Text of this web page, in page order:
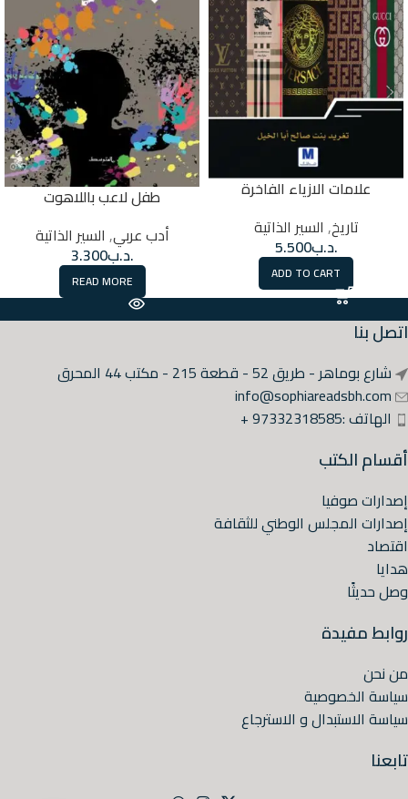
علامات الازياء الفاخرة
تاريخ, السير الذاتية
.د.ب5.500
ADD TO CART
طفل لاعب باللاهوت
أدب عربي, السير الذاتية
.د.ب3.300
READ MORE
اتصل بنا
شارع بوماهر - طريق 52 - قطعة 215 - مكتب 44 المحرق
info@sophiareadsbh.com
الهاتف :97332318585 +
أقسام الكتب
إصدارات صوفيا
إصدارات المجلس الوطني للثقافة
اقتصاد
هدايا
وصل حديثًا
روابط مفيدة
من نحن
سياسة الخصوصية
سياسة الاستبدال و الاسترجاع
تابعنا